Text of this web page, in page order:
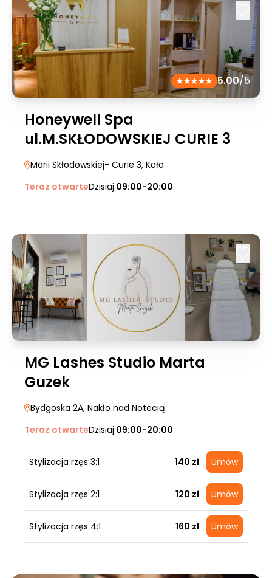
5.00/5
Honeywell Spa
ul.M.SKŁODOWSKIEJ CURIE 3
Marii Skłodowskiej- Curie 3, Koło
Teraz otwarteDzisiaj:09:00-20:00
MG Lashes Studio Marta
Guzek
Bydgoska 2A, Nakło nad Notecią
Teraz otwarteDzisiaj:09:00-20:00
Stylizacja rzęs 3:1 140 zł Umów
Stylizacja rzęs 2:1 120 zł Umów
Stylizacja rzęs 4:1 160 zł Umów